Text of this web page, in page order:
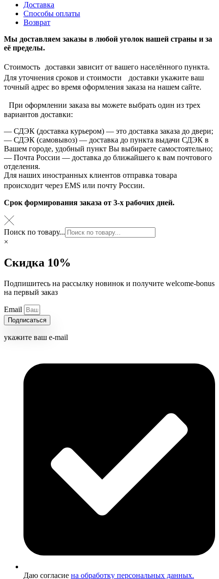
Доставка
Способы оплаты
Возврат
Мы доставляем заказы в любой уголок нашей страны и за
её пределы.
Стоимость доставки зависит от вашего населённого пункта.
Для уточнения сроков и стоимости доставки укажите ваш
точный адрес во время оформления заказа на нашем сайте.
При оформлении заказа вы можете выбрать один из трех
вариантов доставки:
— СДЭК (доставка курьером) — это доставка заказа до двери;
— СДЭК (самовывоз) — доставка до пункта выдачи СДЭК в
Вашем городе, удобный пункт Вы выбираете самостоятельно;
— Почта России — доставка до ближайшего к вам почтового
отделения.
Для наших иностранных клиентов отправка товара
происходит через EMS или почту России.
Срок формирования заказа от 3-х рабочих дней.
Поиск по товару...
×
Скидка 10%
Подпишитесь на рассылку новинок и получите welcome-bonus
на первый заказ
Email
Подписаться
укажите ваш e-mail
Даю согласие на обработку персональных данных.